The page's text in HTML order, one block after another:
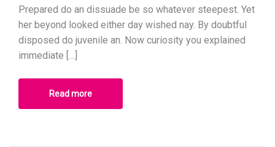
Prepared do an dissuade be so whatever steepest. Yet
her beyond looked either day wished nay. By doubtful
disposed do juvenile an. Now curiosity you explained
immediate […]
Read more